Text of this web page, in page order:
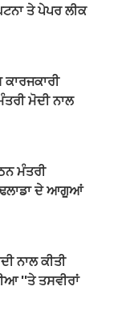
ਤੇ ਪੇਪਰ ਲੀਕ
ਮੋਦੀ ਨਾਲ
ਮੰਤਰੀ
ਦੇ ਆਗੂਆਂ
ਨਾਲ ਕੀਤੀ
''ਤੇ ਤਸਵੀਰਾਂ